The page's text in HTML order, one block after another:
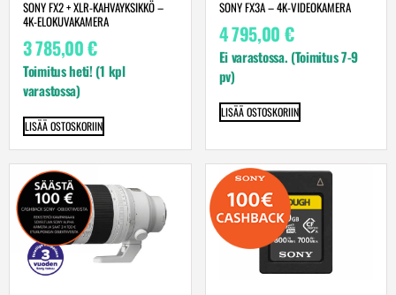
SONY FX2 + XLR-KAHVAYKSIKKÖ –
4K-ELOKUVAKAMERA
3 785,00€
Toimitus heti! (1 kpl
varastossa)
LISÄÄ OSTOSKORIIN
SONY FX3A – 4K-VIDEOKAMERA
4 795,00 €
Ei varastossa. (Toimitus 7-9
pv)
LISÄÄ OSTOSKORIIN